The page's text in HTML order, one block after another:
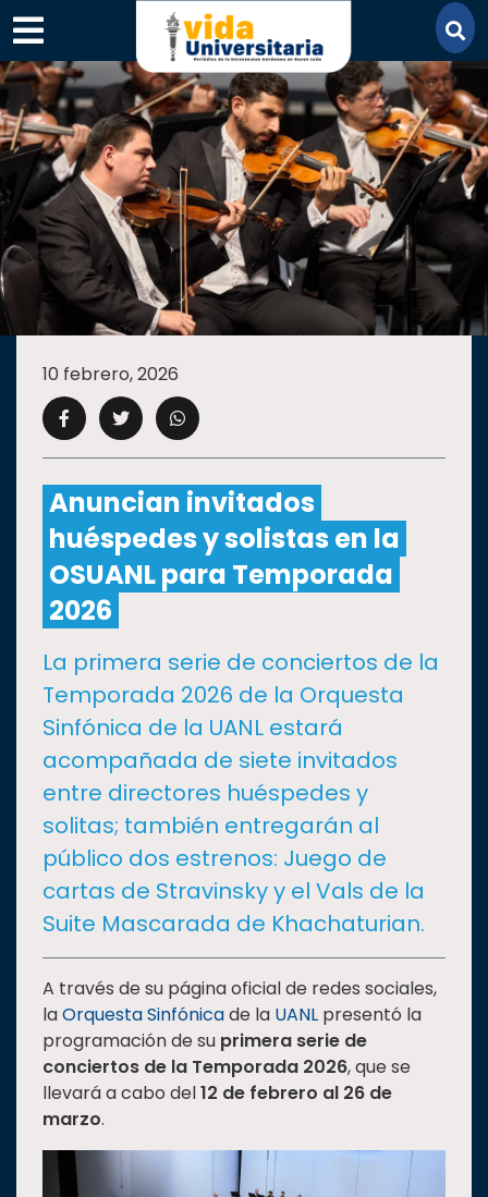
×
SECCIONES
ACADEMIA
CAMPUS UANL
CULTURA
DEPORTES
I+D+IEXPERTOS
SALUD
SUSTENTABILIDAD
TEMAS
Estudiantes
Rectoría
Investigación
Internacionalización
Responsabilidad
10 febrero, 2026
Anuncian invitados
huéspedes y solistas en la
OSUANL para Temporada
2026
La primera serie de conciertos de la
Temporada 2026 de la Orquesta
Sinfónica de la UANL estará
acompañada de siete invitados
entre directores huéspedes y
solitas; también entregarán al
público dos estrenos: Juego de
cartas de Stravinsky y el Vals de la
Suite Mascarada de Khachaturian.
A través de su página oficial de redes sociales,
laOrquesta Sinfónicade la UANL presentó la
programación de su primera serie de
conciertos de la Temporada 2026, que se
llevará a cabo del12 de febrero al 26 de
marzo.